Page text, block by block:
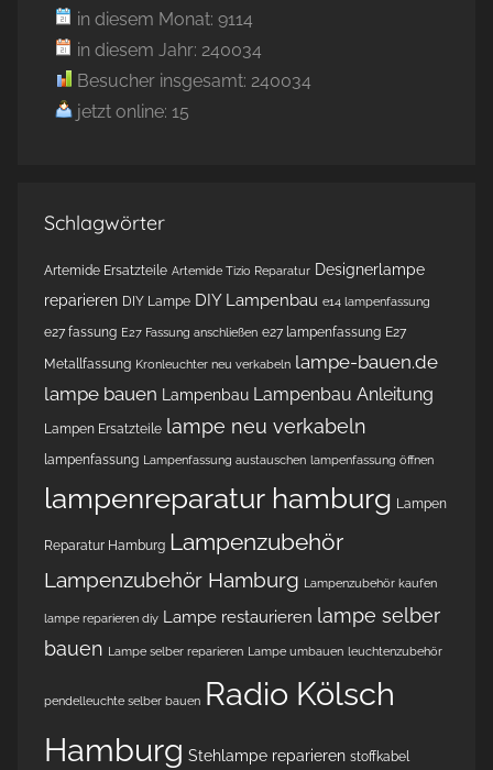
in diesem Monat: 9114
in diesem Jahr: 240034
Besucher insgesamt: 240034
jetzt online: 15
Schlagwörter
Artemide Ersatzteile Artemide Tizio Reparatur Designerlampe
reparieren DIY Lampe DIY Lampenbau e14 lampenfassung
e27 fassung E27 Fassung anschließen e27 lampenfassung E27
Metallfassung Kronleuchter neu verkabeln lampe-bauen.de
lampe bauen
Lampenbau Lampenbau Anleitung
Lampen Ersatzteile lampe neu verkabeln
lampenfassung Lampenfassung austauschen lampenfassung öffnen
lampenreparatur hamburg Lampen
Reparatur Hamburg Lampenzubehör
Lampenzubehör Hamburg Lampenzubehör kaufen
lampe reparieren diy Lampe restaurieren lampe selber
bauen Lampe selber reparieren Lampe umbauen leuchtenzubehör
pendelleuchte selber bauen Radio Kölsch
Hamburg Stehlampe reparieren stoffkabel